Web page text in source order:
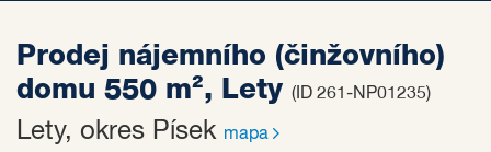
Prodej nájemního (činžovního)
domu 550 m², Lety (ID 261-NP01235)
Lety, okres Písek mapa